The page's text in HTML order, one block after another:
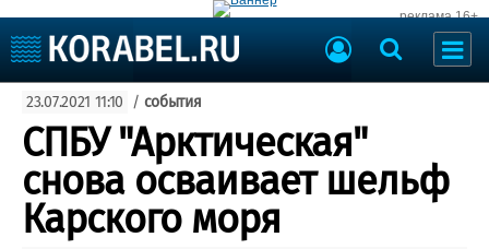
реклама 16+
Судоходство
Судоремонт
События
Порты
Рыболовство
ВМФ
Образование
23.07.2021 11:10 / события
СПБУ "Арктическая"
снова осваивает шельф
Карского моря